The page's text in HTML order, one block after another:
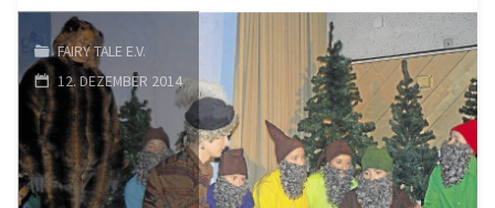
Magazin
der
Theaterleute
zugute"
FAIRY TALE E.V.
12. DEZEMBER 2014